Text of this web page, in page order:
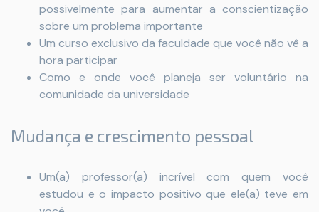
possivelmente para aumentar a conscientização
sobre um problema importante
Um curso exclusivo da faculdade que você não vê a
hora participar
Como e onde você planeja ser voluntário na
comunidade da universidade
Mudança e crescimento pessoal
Um(a) professor(a) incrível com quem você
estudou e o impacto positivo que ele(a) teve em